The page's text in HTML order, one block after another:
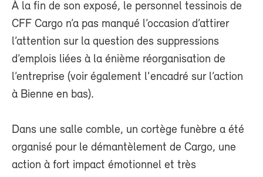
À la fin de son exposé, le personnel tessinois de
CFF Cargo n’a pas manqué l’occasion d’attirer
l’attention sur la question des suppressions
d’emplois liées à la énième réorganisation de
l’entreprise (voir également l'encadré sur l’action
à Bienne en bas).
Dans une salle comble, un cortège funèbre a été
organisé pour le démantèlement de Cargo, une
action à fort impact émotionnel et très